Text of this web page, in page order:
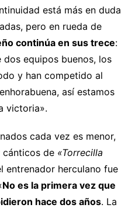
está más en duda
pero en rueda de
continúa en sus trece:
equipos buenos, los
y han competido al
así estamos
victoria».
cada vez es menor,
cánticos de «Torrecilla
entrenador herculano fue
No es la primera vez que
hace dos años. La